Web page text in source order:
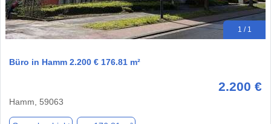
1 / 1
Büro in Hamm 2.200 € 176.81 m²
2.200 €
Hamm, 59063